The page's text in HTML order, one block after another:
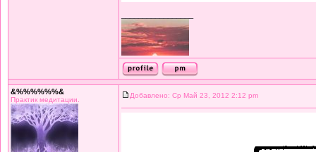
&%%%%%%&
Практик медитации.
Добавлено: Ср Май 23, 2012 2:12 pm